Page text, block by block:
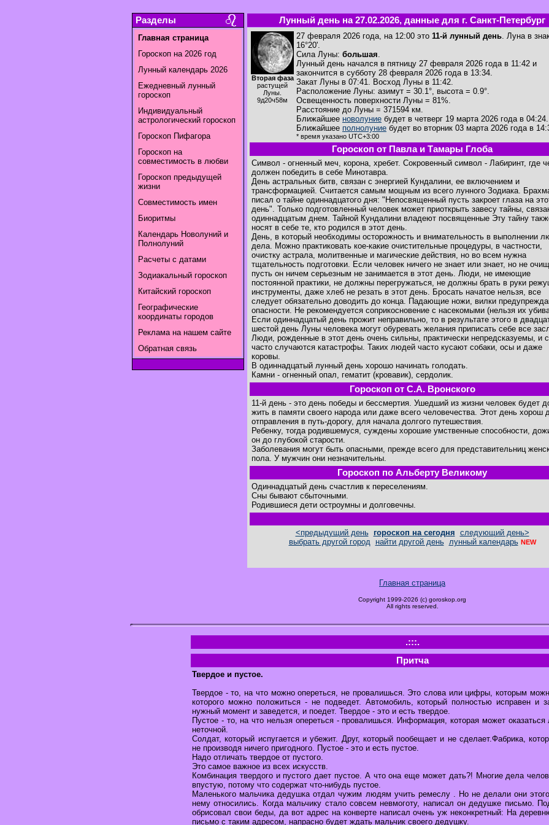
Разделы
Главная страница
Гороскоп на 2026 год
Лунный календарь 2026
Ежедневный лунный
гороскоп
Индивидуальный
астрологический гороскоп
Гороскоп Пифагора
Гороскоп на
совместимость в любви
Гороскоп предыдущей
жизни
Совместимость имен
Биоритмы
Календарь Новолуний и
Полнолуний
Расчеты с датами
Зодиакальный гороскоп
Китайский гороскоп
Географические
координаты городов
Реклама на нашем сайте
Обратная связь
Лунный день на 27.02.2026, данные для г. Санкт-Петербург
Вторая фаза
растущей
Луны.
9д20ч58м
27 февраля 2026 года, на 12:00 это 11-й лунный день. Луна в
16°20'.
Сила Луны: большая.
Лунный день начался в пятницу 27 февраля 2026 года в 11:42 и
закончится в субботу 28 февраля 2026 года в 13:34.
Закат Луны в 07:41. Восход Луны в 11:42.
Расположение Луны: азимут = 30.1°, высота = 0.9°.
Освещенность поверхности Луны = 81%.
Расстояние до Луны = 371594 км.
Ближайшее новолуние будет в четверг 19 марта 2026 года в 04:24.
Ближайшее полнолуние будет во вторник 03 марта 2026 года в
* время указано UTC+3:00
Гороскоп от Павла и Тамары Глоба
Символ - огненный меч, корона, хребет. Сокровенный символ - Лабиринт, где
должен победить в себе Минотавра.
День астральных битв, связан с энергией Кундалини, ее включением и
трансформацией. Считается самым мощным из всего лунного Зодиака.
писал о тайне одиннадцатого дня: "Непосвященный пусть закроет глаза на
день". Только подготовленный человек может приоткрыть завесу тайны,
одиннадцатым днем. Тайной Кундалини владеют посвященные Эту тайну
носят в себе те, кто родился в этот день.
День, в который необходимы осторожность и внимательность в выполнении
дела. Можно практиковать кое-какие очистительные процедуры, в частности,
очистку астрала, молитвенные и магические действия, но во всем нужна
тщательность подготовки. Если человек ничего не знает или знает, но не
пусть он ничем серьезным не занимается в этот день. Люди, не имеющие
постоянной практики, не должны перегружаться, не должны брать в руки
инструменты, даже хлеб не резать в этот день. Бросать начатое нельзя, все
следует обязательно доводить до конца. Падающие ножи, вилки
опасности. Не рекомендуется соприкосновение с насекомыми (нельзя их
Если одиннадцатый день прожит неправильно, то в результате этого в
шестой день Луны человека могут обуревать желания приписать себе все
Люди, рожденные в этот день очень сильны, практически непредсказуемы, и
часто случаются катастрофы. Таких людей часто кусают собаки, осы и даже
коровы.
В одиннадцатый лунный день хорошо начинать голодать.
Камни - огненный опал, гематит (кровавик), сердолик.
Гороскоп от С.А. Вронского
11-й день - это день победы и бессмертия. Ушедший из жизни человек будет
жить в памяти своего народа или даже всего человечества. Этот день хорош
отправления в путь-дорогу, для начала долгого путешествия.
Ребенку, тогда родившемуся, суждены хорошие умственные способности,
он до глубокой старости.
Заболевания могут быть опасными, прежде всего для представительниц
пола. У мужчин они незначительны.
Гороскоп по Альберту Великому
Одиннадцатый день счастлив к переселениям.
Сны бывают сбыточными.
Родившиеся дети остроумны и долговечны.
<предыдущий день гороскоп на сегодня следующий день>
выбрать другой город
найти другой день лунный календарь NEW
Главная страница
Copyright 1999-2026 (c) goroskop.org
All rights reserved.
.:::.
Притча
Твердое и пустое.
Твердое - то, на что можно опереться, не провалишься. Это слова или цифры, которым
которого можно положиться - не подведет. Автомобиль, который полностью исправен и
нужный момент и заведется, и поедет. Твердое - это и есть твердое.
Пустое - то, на что нельзя опереться - провалишься. Информация, которая может оказаться
неточной.
Солдат, который испугается и убежит. Друг, который пообещает и не сделает.Фабрика,
не производя ничего пригодного. Пустое - это и есть пустое.
Надо отличать твердое от пустого.
Это самое важное из всех искусств.
Комбинация твердого и пустого дает пустое. А что она еще может дать?! Многие дела
впустую, потому что содержат что-нибудь пустое.
Маленького мальчика дедушка отдал чужим людям учить ремеслу . Но не делали они
нему относились. Когда мальчику стало совсем невмоготу, написал он дедушке письмо.
обрисовал свои беды, да вот адрес на конверте написал очень уж неконкретный: На
письмо с таким адресом, напрасно будет ждать мальчик своего дедушку.